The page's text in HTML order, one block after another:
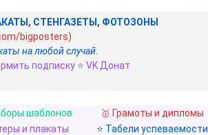
СТЕНГАЗЕТЫ, ФОТОЗОНЫ
bigposters)
на любой случай.
подписку ⭐ VK Донат
шаблонов 🥇 Грамоты и дипломы
и плакаты ⭐ Табели успеваемости